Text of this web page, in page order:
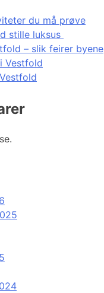
du må prøve
stille luksus
– slik feirer byene
Vestfold